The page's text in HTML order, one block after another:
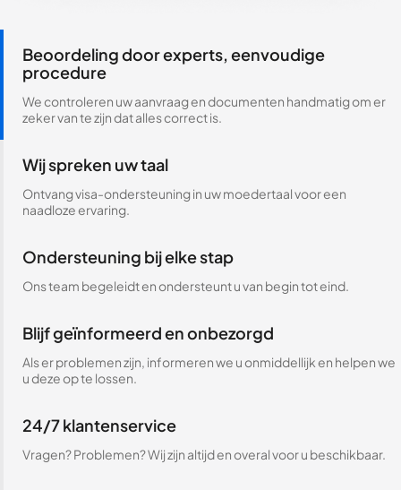
Beoordeling door experts, eenvoudige
procedure
We controleren uw aanvraag en documenten handmatig om er
zeker van te zijn dat alles correct is.
Wij spreken uw taal
Ontvang visa-ondersteuning in uw moedertaal voor een
naadloze ervaring.
Ondersteuning bij elke stap
Ons team begeleidt en ondersteunt u van begin tot eind.
Blijf geïnformeerd en onbezorgd
Als er problemen zijn, informeren we u onmiddellijk en helpen we
u deze op te lossen.
24/7 klantenservice
Vragen? Problemen? Wij zijn altijd en overal voor u beschikbaar.